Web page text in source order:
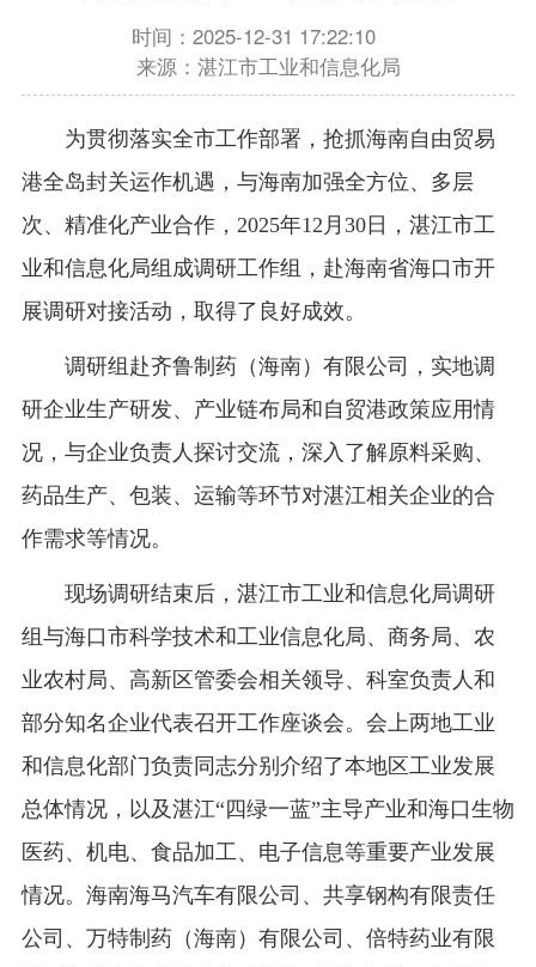
时间：2025-12-31 17:22:10
来源：湛江市工业和信息化局
为贯彻落实全市工作部署，抢抓海南自由贸易
港全岛封关运作机遇，与海南加强全方位、多层
次、精准化产业合作，2025年12月30日，湛江市工
业和信息化局组成调研工作组，赴海南省海口市开
展调研对接活动，取得了良好成效。
调研组赴齐鲁制药（海南）有限公司，实地调
研企业生产研发、产业链布局和自贸港政策应用情
况，与企业负责人探讨交流，深入了解原料采购、
药品生产、包装、运输等环节对湛江相关企业的合
作需求等情况。
现场调研结束后，湛江市工业和信息化局调研
组与海口市科学技术和工业信息化局、商务局、农
业农村局、高新区管委会相关领导、科室负责人和
部分知名企业代表召开工作座谈会。会上两地工业
和信息化部门负责同志分别介绍了本地区工业发展
总体情况，以及湛江“四绿一蓝”主导产业和海口生物
医药、机电、食品加工、电子信息等重要产业发展
情况。海南海马汽车有限公司、共享钢构有限责任
公司、万特制药（海南）有限公司、倍特药业有限